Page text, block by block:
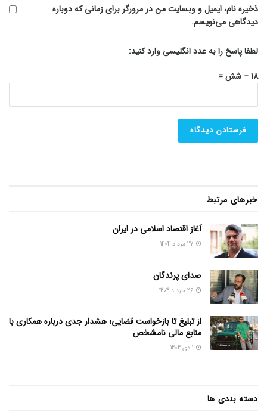
ذخیره نام، ایمیل و وبسایت من در مرورگر برای زمانی که دوباره
دیدگاهی می‌نویسم.
لطفا پاسخ را به عدد انگلیسی وارد کنید:
18 − شش =
خبرهای مرتبط
آغاز اقتصاد اسلامی در ایران
صدای پرندگان
از تبلیغ تا بازخواست قضایی؛ هشدار جدی درباره همکاری با
منابع مالی نامشخص
دسته بندی ها